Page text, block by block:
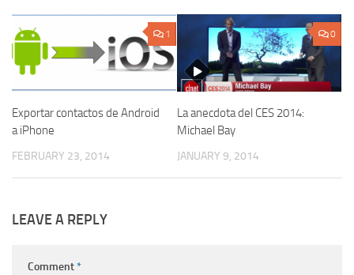
1
Exportar contactos de Android
a iPhone
FEBRUARY 23, 2014
0
La anecdota del CES 2014:
Michael Bay
JANUARY 9, 2014
LEAVE A REPLY
Comment*